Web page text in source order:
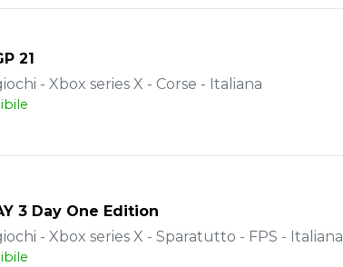
21
- Xbox series X - Corse - Italiana
3 Day One Edition
- Xbox series X - Sparatutto - FPS - Italiana